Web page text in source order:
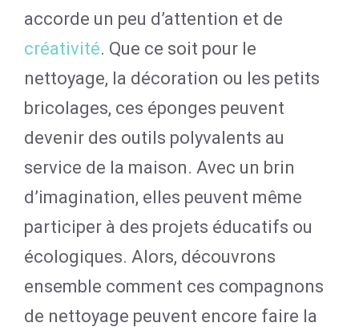
accorde un peu d’attention et de
créativité. Que ce soit pour le
nettoyage, la décoration ou les petits
bricolages, ces éponges peuvent
devenir des outils polyvalents au
service de la maison. Avec un brin
d’imagination, elles peuvent même
participer à des projets éducatifs ou
écologiques. Alors, découvrons
ensemble comment ces compagnons
de nettoyage peuvent encore faire la